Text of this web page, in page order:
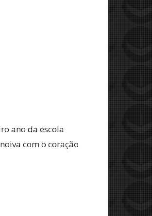
ano da escola
com o coração